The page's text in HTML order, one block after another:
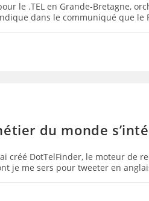
le .TEL en Grande-Bretagne,
dans le communiqué que le
du monde
créé DotTelFinder, le moteur de
je me sers pour tweeter en